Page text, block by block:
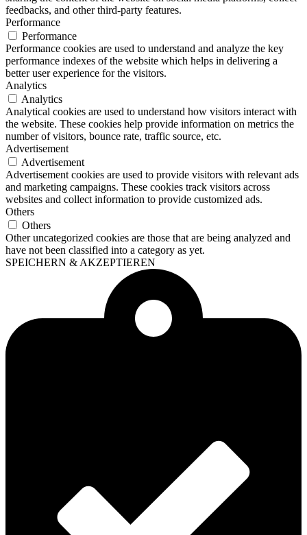
feedbacks, and other third-party features.
Performance
Performance
Performance cookies are used to understand and analyze the key
performance indexes of the website which helps in delivering a
better user experience for the visitors.
Analytics
Analytics
Analytical cookies are used to understand how visitors interact with
the website. These cookies help provide information on metrics the
number of visitors, bounce rate, traffic source, etc.
Advertisement
Advertisement
Advertisement cookies are used to provide visitors with relevant ads
and marketing campaigns. These cookies track visitors across
websites and collect information to provide customized ads.
Others
Others
Other uncategorized cookies are those that are being analyzed and
have not been classified into a category as yet.
SPEICHERN & AKZEPTIEREN